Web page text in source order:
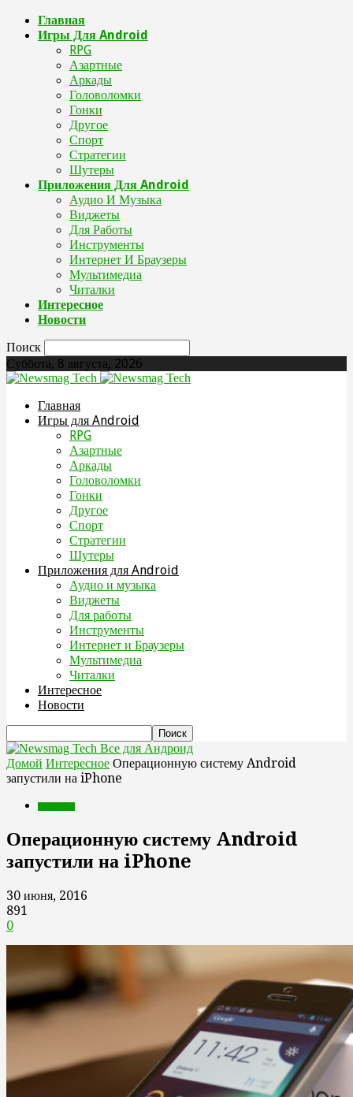
Главная
Игры Для Android
RPG
Азартные
Аркады
Головоломки
Гонки
Другое
Спорт
Стратегии
Шутеры
Приложения Для Android
Аудио И Музыка
Виджеты
Для Работы
Инструменты
Интернет И Браузеры
Мультимедиа
Читалки
Интересное
Новости
Поиск
Суббота, 8 августа, 2026
Главная
Игры для Android
RPG
Азартные
Аркады
Головоломки
Гонки
Другое
Спорт
Стратегии
Шутеры
Приложения для Android
Аудио и музыка
Виджеты
Для работы
Инструменты
Интернет и Браузеры
Мультимедиа
Читалки
Интересное
Новости
Все для Андроид
Домой Интересное Операционную систему Android
запустили на iPhone
Операционную систему Android
запустили на iPhone
30 июня, 2016
891
0